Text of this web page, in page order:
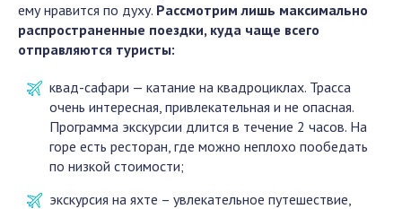
ему нравится по духу. Рассмотрим лишь максимально
распространенные поездки, куда чаще всего
отправляются туристы:
квад-сафари — катание на квадроциклах. Трасса
очень интересная, привлекательная и не опасная.
Программа экскурсии длится в течение 2 часов. На
горе есть ресторан, где можно неплохо пообедать
по низкой стоимости;
экскурсия на яхте – увлекательное путешествие,